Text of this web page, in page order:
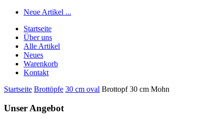
Neue Artikel ...
Startseite
Über uns
Alle Artikel
Neues
Warenkorb
Kontakt
Startseite Brottöpfe 30 cm oval Brottopf 30 cm Mohn
Unser Angebot